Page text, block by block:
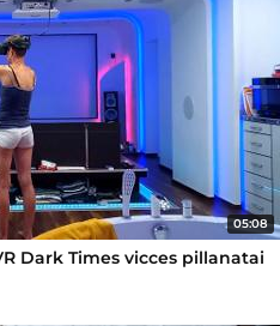
05:08
Dark Times vicces pillanatai